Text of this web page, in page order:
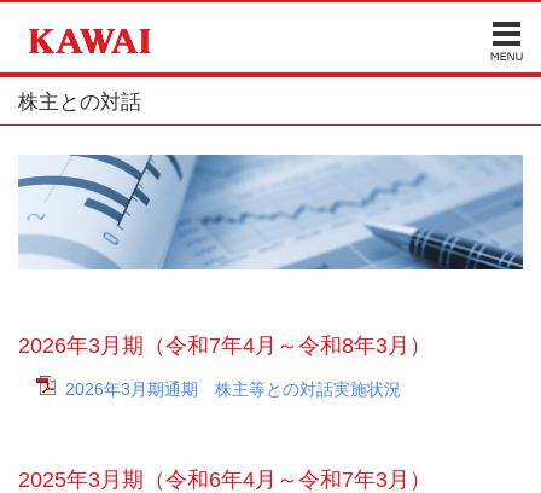
株主との対話
2026年3月期（令和7年4月～令和8年3月）
2026年3月期通期 株主等との対話実施状況
2025年3月期（令和6年4月～令和7年3月）